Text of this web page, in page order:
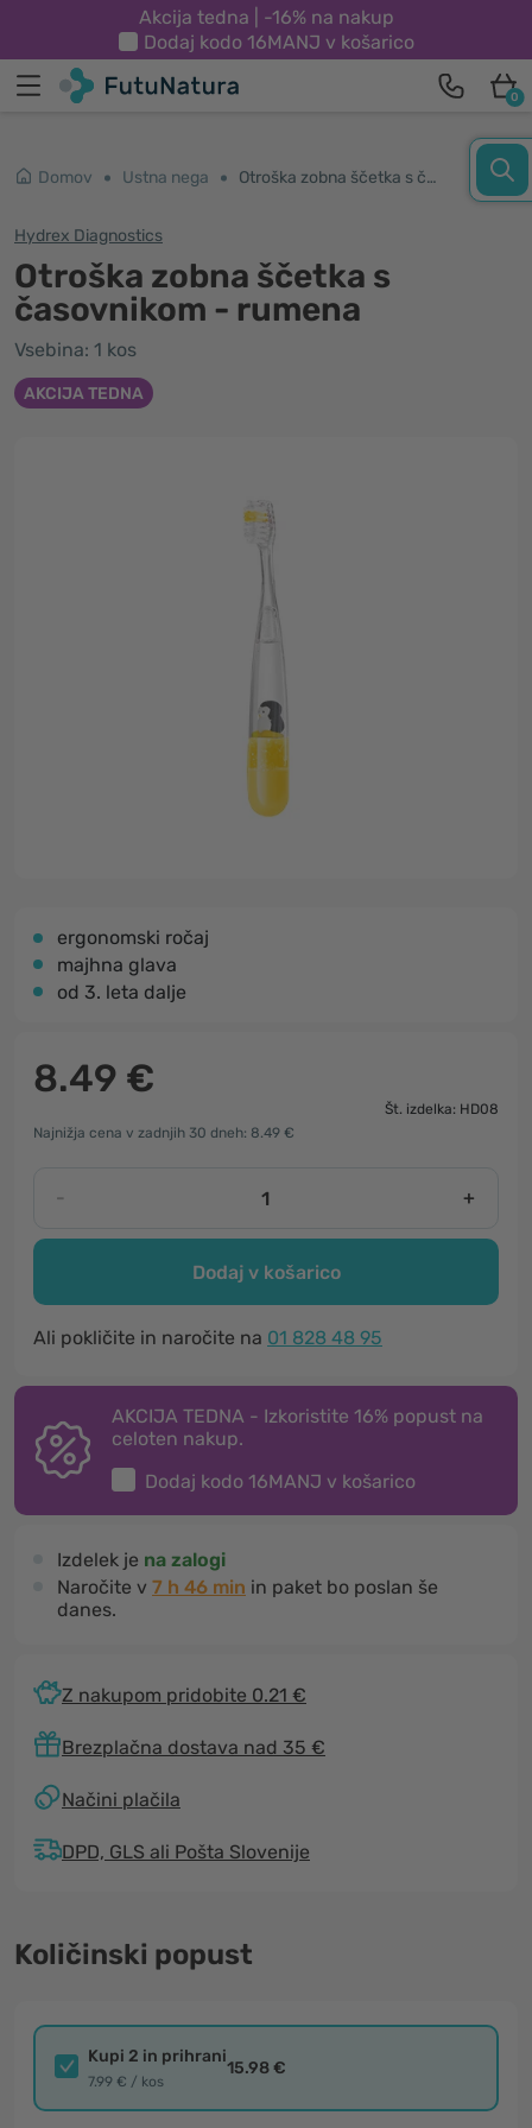
Akcija tedna | -16% na nakup
Dodaj kodo 16MANJ v košarico
0
Domov Ustna nega Otroška zobna ščetka s časovnikom - rumena
Hydrex Diagnostics
Otroška zobna ščetka s
časovnikom - rumena
Vsebina: 1 kos
AKCIJA TEDNA
ergonomski ročaj
majhna glava
od 3. leta dalje
8.49 €
Št. izdelka: HD08
Najnižja cena v zadnjih 30 dneh: 8.49 €
- +
Dodaj v košarico
Ali pokličite in naročite na 01 828 48 95
AKCIJA TEDNA - Izkoristite 16% popust na
celoten nakup.
Dodaj kodo 16MANJ v košarico
Izdelek je na zalogi
Naročite v 7 h 45 min in paket bo poslan še
danes.
Z nakupom pridobite 0.21 €
Brezplačna dostava nad 35 €
Načini plačila
DPD, GLS ali Pošta Slovenije
Količinski popust
Kupi 2 in prihrani
7.99 € / kos
15.98 €